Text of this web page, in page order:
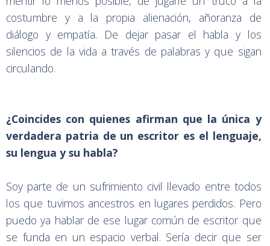
costumbre y a la propia alienación, añoranza de
diálogo y empatía. De dejar pasar el habla y los
silencios de la vida a través de palabras y que sigan
circulando.
¿Coincides con quienes afirman que la única y
verdadera patria de un escritor es el lenguaje,
su lengua y su habla?
Soy parte de un sufrimiento civil llevado entre todos
los que tuvimos ancestros en lugares perdidos. Pero
puedo ya hablar de ese lugar común de escritor que
se funda en un espacio verbal. Sería decir que ser